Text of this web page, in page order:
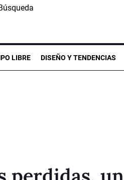
LIBRE DISEÑO Y TENDENCIAS